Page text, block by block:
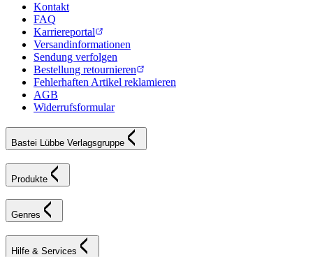
Kontakt
FAQ
Karriereportal
Versandinformationen
Sendung verfolgen
Bestellung retournieren
Fehlerhaften Artikel reklamieren
AGB
Widerrufsformular
Bastei Lübbe Verlagsgruppe
Produkte
Genres
Hilfe & Services